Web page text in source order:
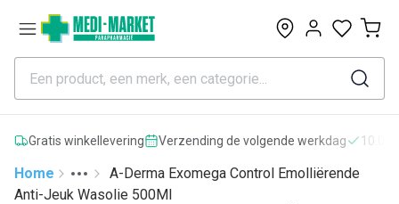
0
Gratis winkellevering Verzending de volgende werkdag
Home
More
Toggle menu
A-Derma Exomega Control Emolliërende
Anti-Jeuk Wasolie 500Ml